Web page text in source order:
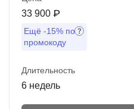
33 900 ₽
Ещё -15% по
промокоду
Длительность
6 недель